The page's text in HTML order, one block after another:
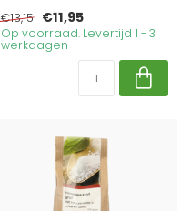
€13,15 €11,95
Op voorraad. Levertijd 1 - 3
werkdagen